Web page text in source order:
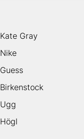
Kate Gray
Nike
Guess
Birkenstock
Ugg
Högl